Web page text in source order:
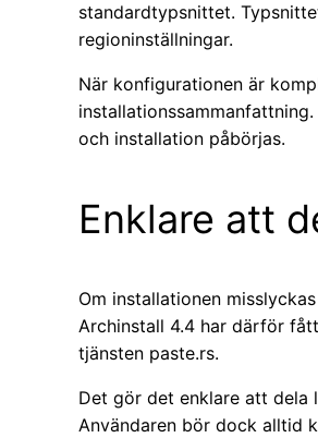
standardtypsnittet.
regioninställningar.
När konfigurationen är
och installation påbörjas.
Enklare att
Om installationen
Archinstall 4.4 har därför
tjänsten paste.rs.
Det gör det enklare att dela
Användaren bör dock alltid